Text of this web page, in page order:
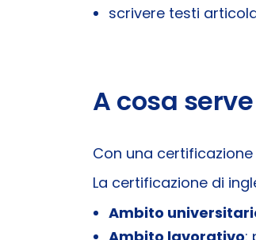
scrivere testi
A cosa
Con una
La certificazione di
Ambito
Ambito lavorativo: